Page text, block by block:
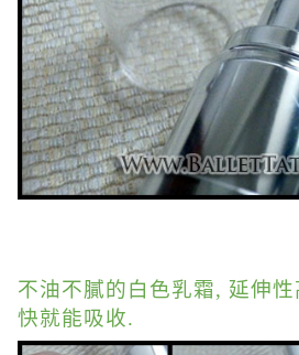
不油不膩的白色乳霜, 延伸
快就能吸收.